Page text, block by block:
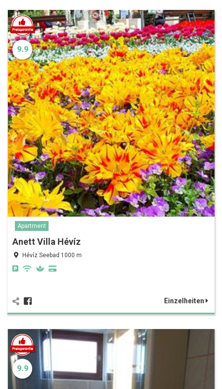
9.9
Apartment
Anett Villa Hévíz
Hévíz Seebad 1000 m
Einzelheiten
9.9